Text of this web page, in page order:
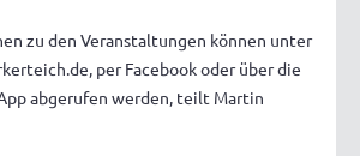
zu den Veranstaltungen können unter
per Facebook oder über die
abgerufen werden, teilt Martin